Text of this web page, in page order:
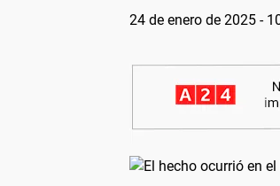
24 de enero de 2025 -